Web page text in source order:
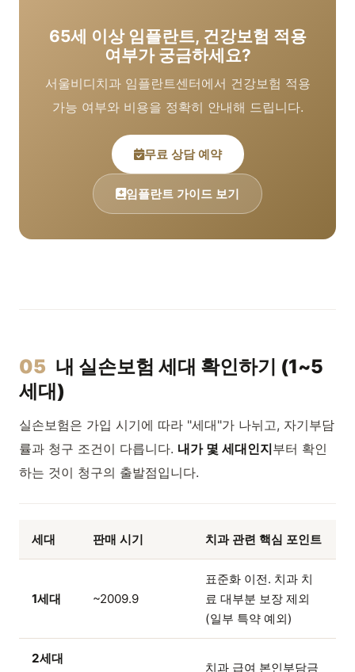
65세 이상 임플란트, 건강보험 적용
여부가 궁금하세요?
서울비디치과 임플란트센터에서 건강보험 적용
가능 여부와 비용을 정확히 안내해 드립니다.
무료 상담 예약
임플란트 가이드 보기
05 내 실손보험 세대 확인하기 (1~5
세대)
실손보험은 가입 시기에 따라 "세대"가 나뉘고, 자기부담
률과 청구 조건이 다릅니다. 내가 몇 세대인지부터 확인
하는 것이 청구의 출발점입니다.
세대 판매 시기 치과 관련 핵심 포인트
1세대 ~2009.9
표준화 이전. 치과 치
료 대부분 보장 제외
(일부 특약 예외)
2세대
치과 급여 본인부담금